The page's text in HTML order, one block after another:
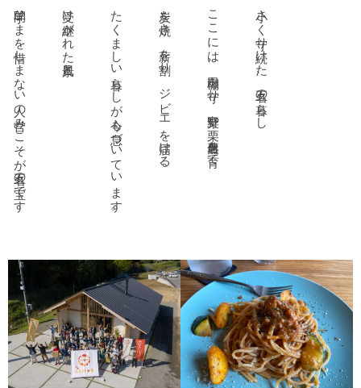
小さく守り続けた、五名の暮らし
ここには、棚田を守り、野菜や栗、自然薯を育て、
炭を焼き、薪を割り、ジビエを届ける、
たくましい暮らしが今も息づいています。
受け継がれた風景と、
手間ひまを惜しまない人の営みこそが五名の宝です